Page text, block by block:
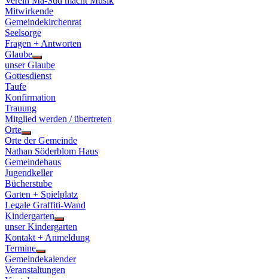
Mitwirkende
Gemeindekirchenrat
Seelsorge
Fragen + Antworten
Glaube
Show
sub
menu
unser Glaube
Gottesdienst
Taufe
Konfirmation
Trauung
Mitglied werden / übertreten
Orte
Show
sub
menu
Orte der Gemeinde
Nathan Söderblom Haus
Gemeindehaus
Jugendkeller
Bücherstube
Garten + Spielplatz
Legale Graffiti-Wand
Kindergarten
Show
sub
menu
unser Kindergarten
Kontakt + Anmeldung
Termine
Show
sub
menu
Gemeindekalender
Veranstaltungen